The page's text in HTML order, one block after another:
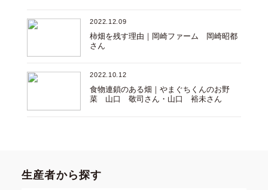
2022.12.09
柿畑を残す理由｜岡崎ファーム 岡崎昭都
さん
2022.10.12
食物連鎖のある畑｜やまぐちくんのお野
菜 山口 敬司さん・山口 裕未さん
生産者から探す